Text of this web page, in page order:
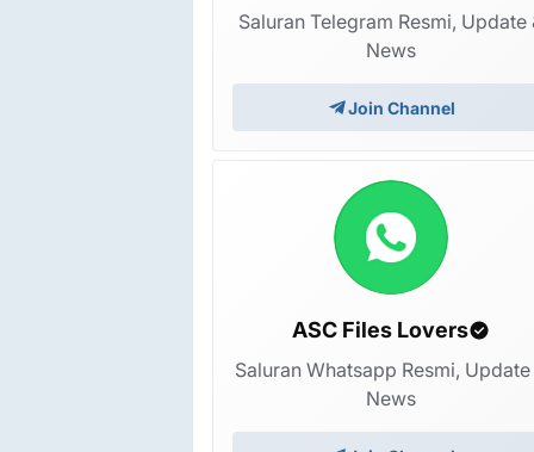
Saluran Telegram Resmi, Update
News
Join Channel
ASC Files Lovers
Saluran Whatsapp Resmi, Update
News